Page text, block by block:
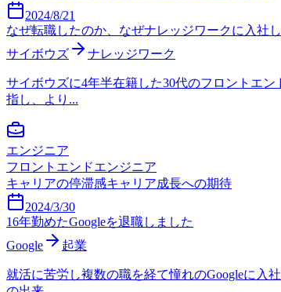
2024/8/21
なぜ転職したのか、なぜナレッジワークに入社
サイボウズ
ナレッジワーク
サイボウズに4年半在籍した30代のフロントエ
指し、より...
エンジニア
フロントエンドエンジニア
キャリアの停滞感キャリア成長への期待
2024/3/30
16年勤めたGoogleを退職しました
Google
起業
就活に苦労し複数の職を経て憧れのGoogleに入